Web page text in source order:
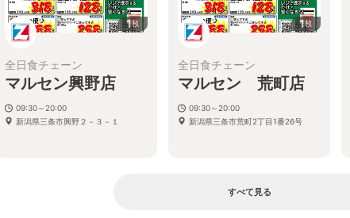
1枚
全日食チェーン
マルセン興野店
09:30～20:00
新潟県三条市興野２－３－１
1枚
全日食チェーン
マルセン 荒町店
09:30～20:00
新潟県三条市荒町2丁目1番26号
すべて見る